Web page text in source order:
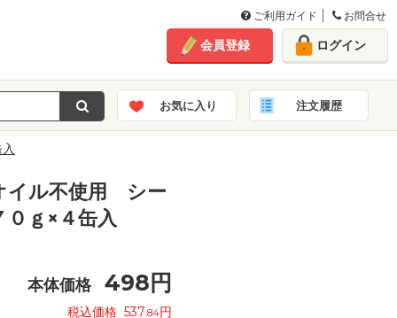
ご利用ガイド お問合せ
会員登録 ログイン
お気に入り 注文履歴
ル不使用 シー
ｇ×４缶入
本体価格 498 円
税込価格 537.84円